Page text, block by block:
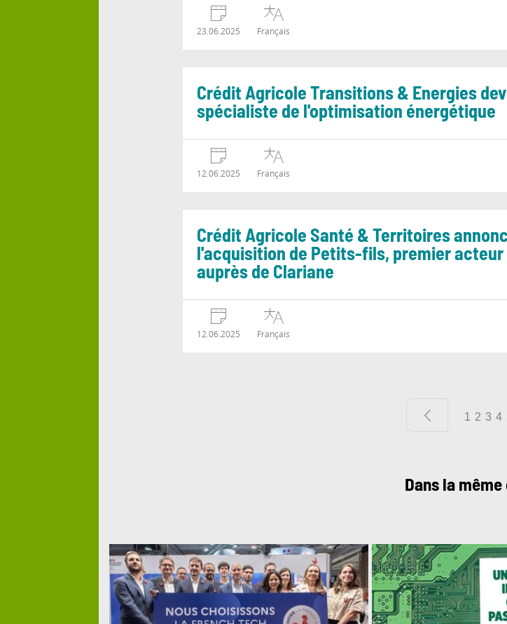
23.06.2025 Français
Crédit Agricole Transitions & Energies
spécialiste de l'optimisation énergétique
12.06.2025 Français
Crédit Agricole Santé & Territoires
l'acquisition de Petits-fils, premier
auprès de Clariane
12.06.2025 Français
1 2 3 4
Dans la